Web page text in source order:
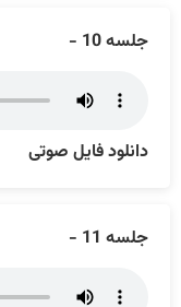
جلسه 10 -
دانلود فایل صوتی
جلسه 11 -